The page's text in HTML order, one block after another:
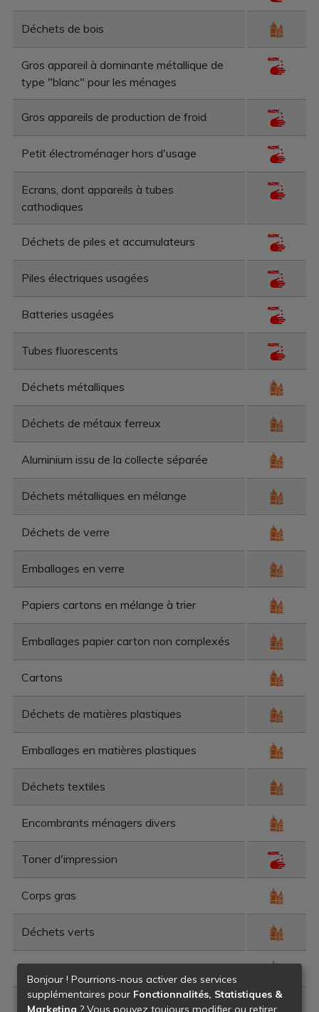
Déchets de bois
Gros appareil à dominante métallique de
type "blanc" pour les ménages
Gros appareils de production de froid
Petit électroménager hors d'usage
Ecrans, dont appareils à tubes
cathodiques
Déchets de piles et accumulateurs
Piles électriques usagées
Batteries usagées
Tubes fluorescents
Déchets métalliques
Déchets de métaux ferreux
Aluminium issu de la collecte séparée
Déchets métalliques en mélange
Déchets de verre
Emballages en verre
Papiers cartons en mélange à trier
Emballages papier carton non complexés
Cartons
Déchets de matières plastiques
Emballages en matières plastiques
Déchets textiles
Encombrants ménagers divers
Toner d'impression
Corps gras
Déchets verts
Déchets et matériaux en mélange
Déchets en mélange
Bonjour ! Pourrions-nous activer des services
supplémentaires pour Fonctionnalités, Statistiques &
Marketing ? Vous pouvez toujours modifier ou retirer